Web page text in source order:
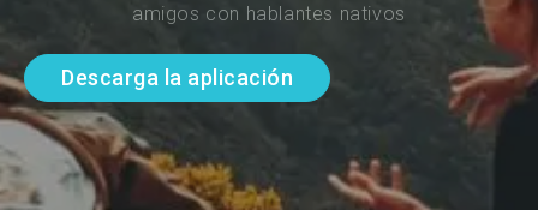
amigos con hablantes nativos
Descarga la aplicación